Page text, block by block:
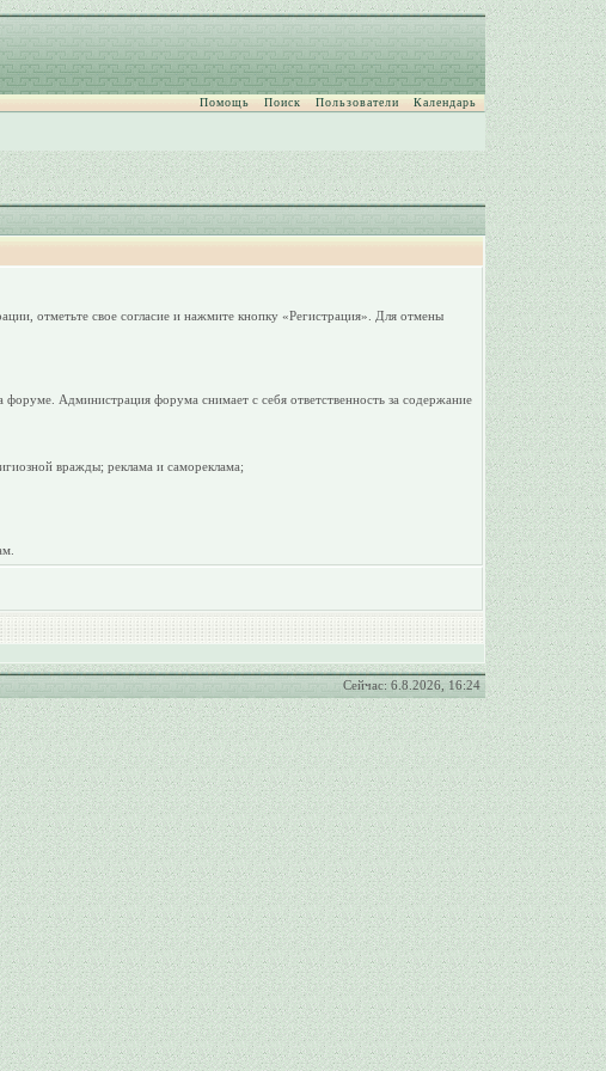
Помощь Поиск Пользователи Календарь
отметьте свое согласие и нажмите кнопку «Регистрация». Для отмены
Администрация форума снимает с себя ответственность за содержание
вражды; реклама и самореклама;
Сейчас: 6.8.2026, 16:24